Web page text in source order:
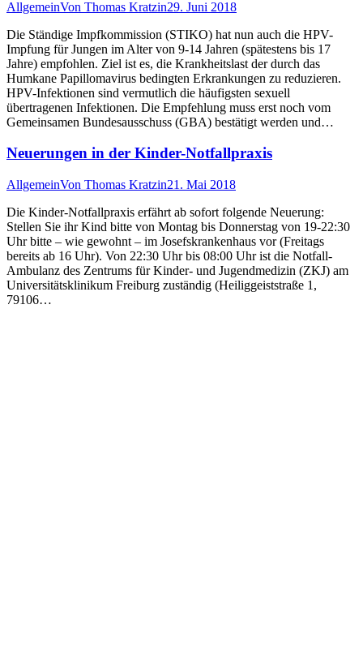
AllgemeinVon Thomas Kratzin29. Juni 2018
Die Ständige Impfkommission (STIKO) hat nun auch die HPV-
Impfung für Jungen im Alter von 9-14 Jahren (spätestens bis 17
Jahre) empfohlen. Ziel ist es, die Krankheitslast der durch das
Humkane Papillomavirus bedingten Erkrankungen zu reduzieren.
HPV-Infektionen sind vermutlich die häufigsten sexuell
übertragenen Infektionen. Die Empfehlung muss erst noch vom
Gemeinsamen Bundesausschuss (GBA) bestätigt werden und…
Neuerungen in der Kinder-Notfallpraxis
AllgemeinVon Thomas Kratzin21. Mai 2018
Die Kinder-Notfallpraxis erfährt ab sofort folgende Neuerung:
Stellen Sie ihr Kind bitte von Montag bis Donnerstag von 19-22:30
Uhr bitte – wie gewohnt – im Josefskrankenhaus vor (Freitags
bereits ab 16 Uhr). Von 22:30 Uhr bis 08:00 Uhr ist die Notfall-
Ambulanz des Zentrums für Kinder- und Jugendmedizin (ZKJ) am
Universitätsklinikum Freiburg zuständig (Heiliggeiststraße 1,
79106…